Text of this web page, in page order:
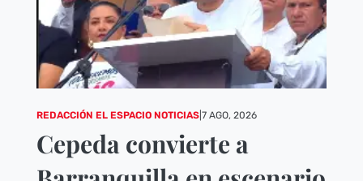
REDACCIÓN EL ESPACIO NOTICIAS| 7 AGO, 2026
Cepeda convierte a